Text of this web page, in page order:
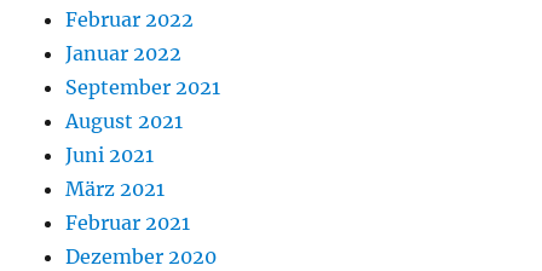
Februar 2022
Januar 2022
September 2021
August 2021
Juni 2021
März 2021
Februar 2021
Dezember 2020